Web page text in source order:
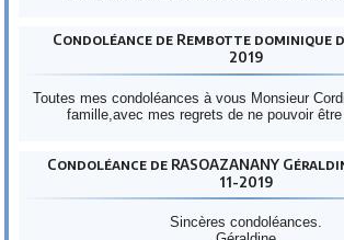
Condoléance de Rembotte dominique
2019
Toutes mes condoléances à vous Monsieur
famille,avec mes regrets de ne pouvoir
Condoléance de RASOAZANANY
11-2019
Sincères condoléances.